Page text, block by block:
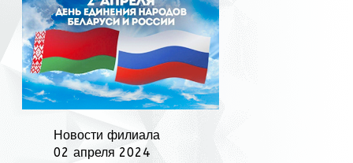
Новости филиала
02 апреля 2024